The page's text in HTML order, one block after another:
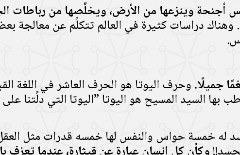
وينزعها من الأرض، ويخلِّصها من رباطات
وهناك دراسات كثيرة في العالم تتكلَّم عن معالجة
جميلًا.وحرف اليوتا هو الحرف العاشر في اللغة
بها السيد المسيح هو اليوتا ”اليوتا التي دلَّتنا
له خمسة حواس والنفس لها خمسه قدرات مثل